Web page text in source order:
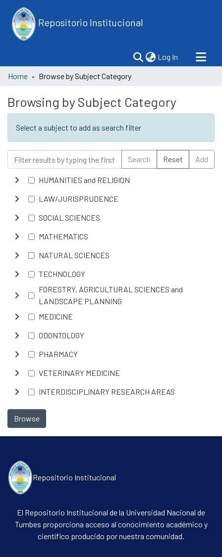
Repositorio Institucional
Log In (current)
Communities & Collections
Home Browse by Subject Category
Browsing by Subject Category
Select a subject to add as search filter
Search Reset Add
HUMANITIES and RELIGION
LAW/JURISPRUDENCE
SOCIAL SCIENCES
MATHEMATICS
NATURAL SCIENCES
TECHNOLOGY
FORESTRY, AGRICULTURAL SCIENCES and
LANDSCAPE PLANNING
MEDICINE
ODONTOLOGY
PHARMACY
VETERINARY MEDICINE
INTERDISCIPLINARY RESEARCH AREAS
Browse
Repositorio Institucional
El Repositorio Institucional de la Universidad Nacional de
Tumbes proporciona acceso al conocimiento académico y
científico producido por nuestra comunidad.